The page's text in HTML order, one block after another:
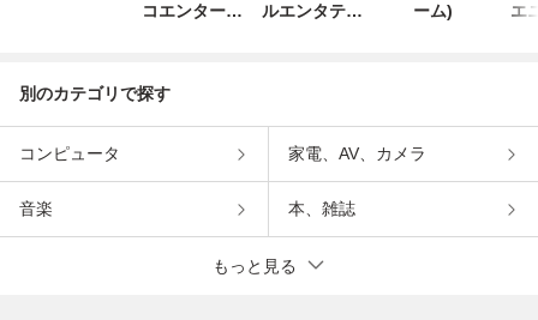
コエンターテ
ルエンタテイ
ーム)
エ
別のカテゴリで探す
コンピュータ 家電、AV、カメラ
音楽 本、雑誌
もっと見る